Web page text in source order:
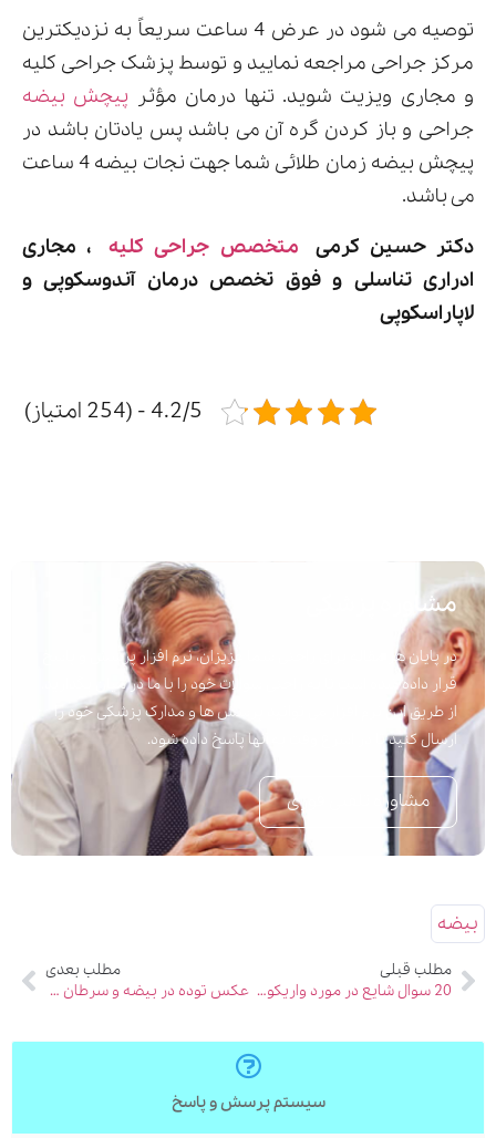
توصیه می شود در عرض 4 ساعت سریعاً به نزدیکترین
مرکز جراحی مراجعه نمایید و توسط پزشک جراحی کلیه
و مجاری ویزیت شوید. تنها درمان مؤثر پیچش بیضه
جراحی و باز کردن گره آن می باشد پس یادتان باشد در
پیچش بیضه زمان طلائی شما جهت نجات بیضه 4 ساعت
می باشد.
دکتر حسین کرمی متخصص جراحی کلیه، مجاری
ادراری تناسلی و فوق تخصص درمان آندوسکوپی و
لاپاراسکوپی
4.2/5 - (254 امتیاز)
مشاوره پزشکی
در پایان هر مقاله برای راحتی شما عزیزان، نرم افزار پرسش و پاسخ
قرار داده شده است تا به راحتی سوالات خود را با ما در میان بگذارید.
از طریق این نرم افزار می توانید پرسش ها و مدارک پزشکی خود را
ارسال کنید تا در اسرع وقت به آنها پاسخ داده شود.
مشاوره تلفنی فوری
بیضه
مطلب قبلی
20 سوال شایع در مورد واریکوسل
مطلب بعدی
عکس توده در بیضه و سرطان بیضه
سیستم پرسش و پاسخ